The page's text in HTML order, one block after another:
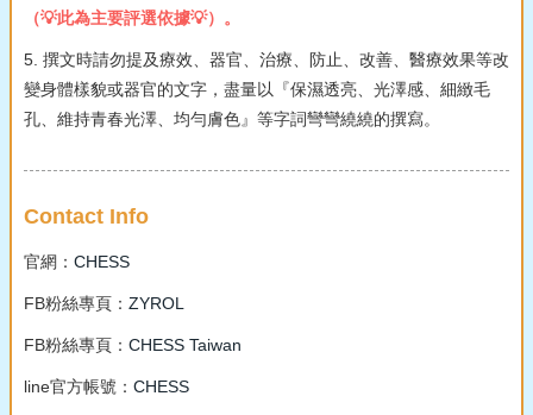
（💡此為主要評選依據💡）。
5. 撰文時請勿提及療效、器官、治療、防止、改善、醫療效果等改
變身體樣貌或器官的文字，盡量以『保濕透亮、光澤感、細緻毛
孔、維持青春光澤、均勻膚色』等字詞彎彎繞繞的撰寫。
Contact Info
官網： CHESS
FB粉絲專頁： ZYROL
FB粉絲專頁： CHESS Taiwan
line官方帳號： CHESS